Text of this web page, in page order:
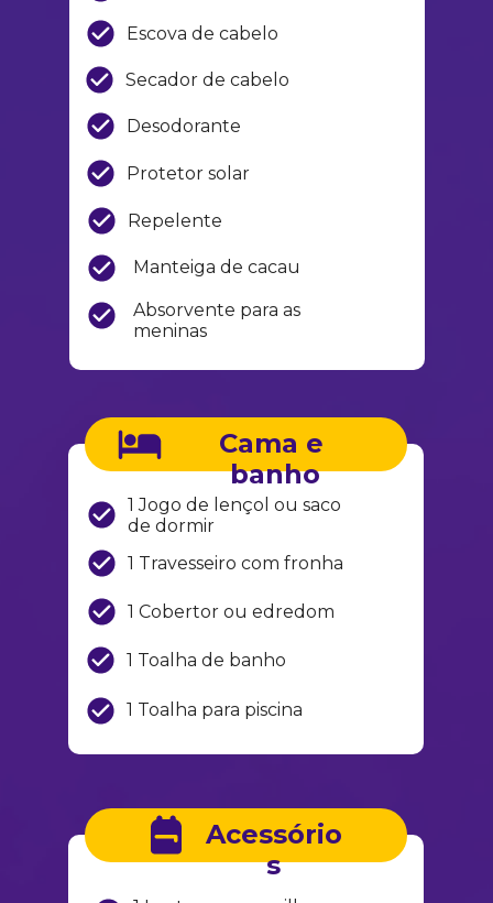
Acessório
s
Cama e
banho
1 Jogo de lençol ou saco
de dormir
1 Travesseiro com fronha
1 Cobertor ou edredom
Escova de cabelo
1 Toalha de banho
Secador de cabelo
1 Toalha para piscina
Desodorante
Protetor solar
Repelente
Manteiga de cacau
Absorvente para as
meninas